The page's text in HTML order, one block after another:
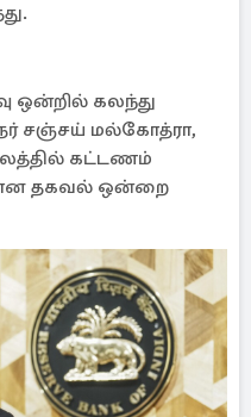
ஒன்றில் கலந்து
சஞ்சய் மல்கோத்ரா,
கட்டணம்
தகவல் ஒன்றை